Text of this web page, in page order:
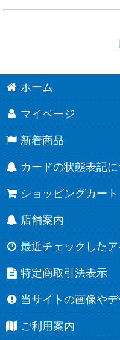
ホーム
マイページ
新着商品
カードの状態表記
ショッピングカート
店舗案内
最近チェックした
特定商取引法表示
当サイトの画像や
ご利用案内